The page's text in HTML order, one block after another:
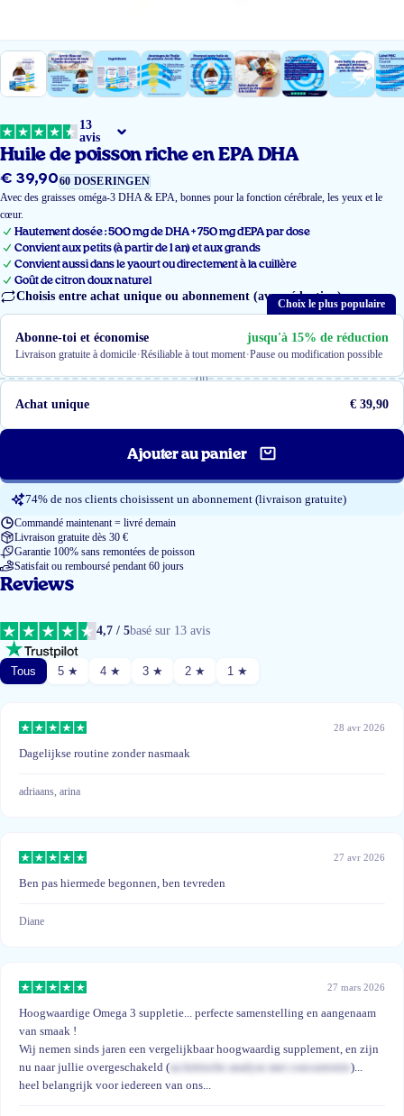
13
avis
Huile de poisson riche en EPA DHA
Prix
régulier
€ 39,9060 DOSERINGEN
Avec des graisses oméga-3 DHA & EPA, bonnes pour la fonction cérébrale, les yeux et le
cœur.
Hautement dosée : 500 mg de DHA + 750 mg d'EPA par dose
Convient aux petits (à partir de 1 an) et aux grands
Convient aussi dans le yaourt ou directement à la cuillère
Goût de citron doux naturel
Choisis entre achat unique ou abonnement (avec réduction)
Choix le plus populaire
Abonne-toi et économise jusqu'à 15% de réduction
Livraison gratuite à domicile·Résiliable à tout moment·Pause ou modification possible
ou
Achat unique
€ 39,90
Ajouter au panier
74% de nos clients choisissent un abonnement (livraison gratuite)
Commandé maintenant = livré demain
Livraison gratuite dès 30 €
Garantie 100% sans remontées de poisson
Satisfait ou remboursé pendant 60 jours
Reviews
4,7 / 5basé sur 13 avis
Tous 5 ★ 4 ★ 3 ★ 2 ★ 1 ★
28 avr 2026
Dagelijkse routine zonder nasmaak
adriaans, arina
27 avr 2026
Ben pas hiermede begonnen, ben tevreden
Diane
27 mars 2026
Hoogwaardige Omega 3 suppletie... perfecte samenstelling en aangenaam
van smaak !
Wij nemen sinds jaren een vergelijkbaar hoogwaardig supplement, en zijn
nu naar jullie overgeschakeld (na kritische analyse met concurrentie )...
heel belangrijk voor iedereen van ons...